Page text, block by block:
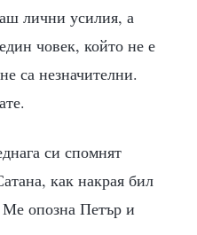
лични усилия, а
човек, който не е
са незначителни.
си спомнят
как накрая бил
Ме опозна Петър и